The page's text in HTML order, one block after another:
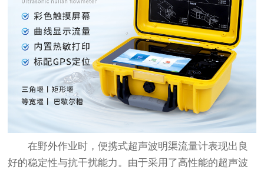
在野外作业时，便携式超声波明渠流量计表现出良
好的稳定性与抗干扰能力。由于采用了高性能的超声波